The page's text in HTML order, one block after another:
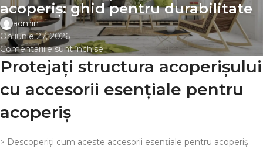
acoperiș: ghid pentru durabilitate
admin
On iunie 27, 2026
Comentariile sunt închise
Protejați structura acoperișului
cu accesorii esențiale pentru
acoperiș
> Descoperiți cum aceste accesorii esențiale pentru acoperiș